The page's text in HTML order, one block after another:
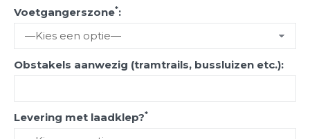
Voetgangerszone*:
Obstakels aanwezig (tramtrails, bussluizen etc.):
Levering met laadklep?*